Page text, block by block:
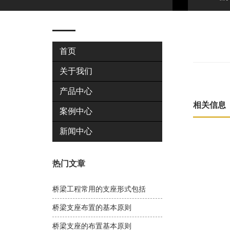
首页
关于我们
产品中心
案例中心
新闻中心
热门文章
桥梁工程常用的支座形式包括
桥梁支座布置的基本原则
桥梁支座的布置基本原则
相关信息